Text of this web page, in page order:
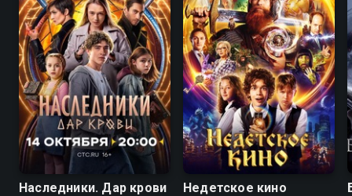
8.2
Наследники. Дар крови
7.4
Недетское кино